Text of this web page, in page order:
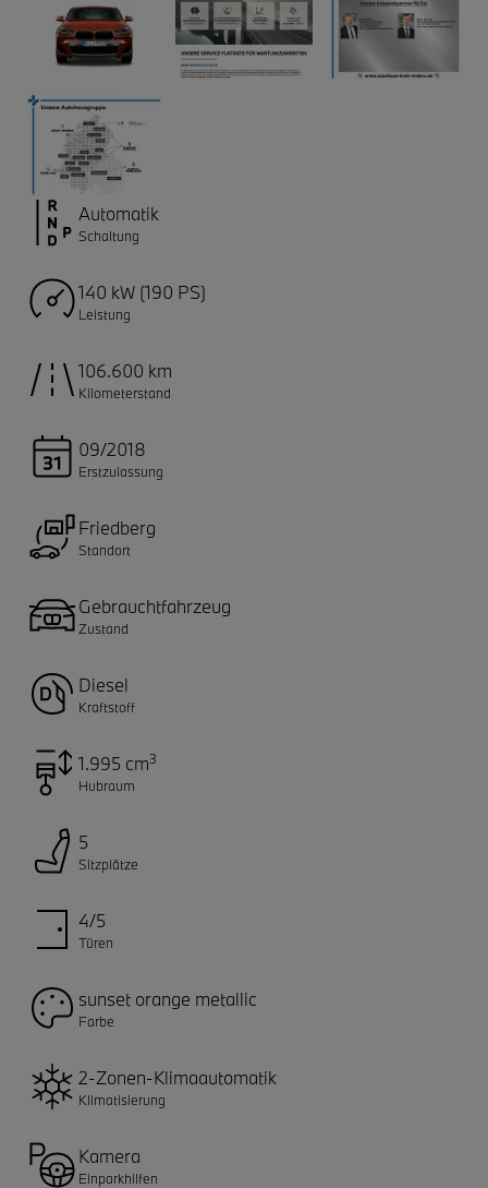
Automatik
Schaltung
140 kW (190 PS)
Leistung
106.600 km
Kilometerstand
09/2018
Erstzulassung
Friedberg
Standort
Gebrauchtfahrzeug
Zustand
Diesel
Kraftstoff
1.995 cm3
Hubraum
5
Sitzplätze
4/5
Türen
sunset orange metallic
Farbe
2-Zonen-Klimaautomatik
Klimatisierung
Kamera
Einparkhilfen